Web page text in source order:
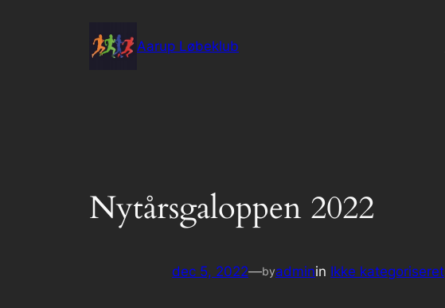
Aarup Løbeklub
Nytårsgaloppen 2022
dec 5, 2022—byadminin Ikke kategoriseret